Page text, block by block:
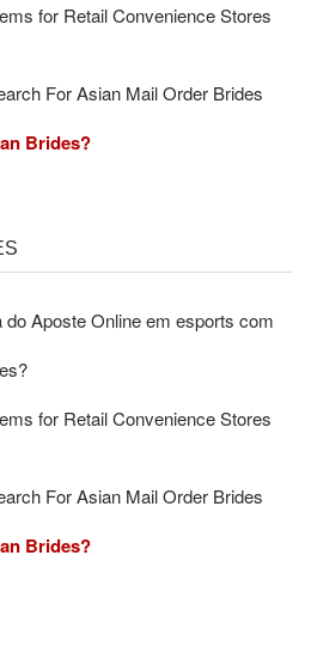
for Retail Convenience Stores
For Asian Mail Order Brides
Brides?
Aposte Online em esports com
for Retail Convenience Stores
For Asian Mail Order Brides
Brides?